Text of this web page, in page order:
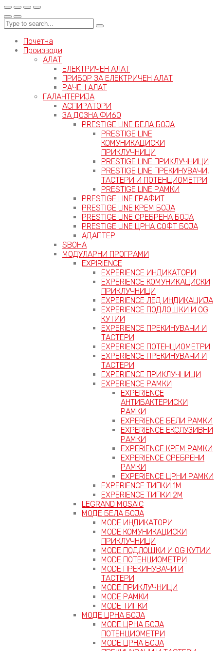
Почетна
Производи
АЛАТ
ЕЛЕКТРИЧЕН АЛАТ
ПРИБОР ЗА ЕЛЕКТРИЧЕН АЛАТ
РАЧЕН АЛАТ
ГАЛАНТЕРИЈА
АСПИРАТОРИ
ЗА ДОЗНА ФИ60
PRESTIGE LINE БЕЛА БОЈА
PRESTIGE LINE
КОМУНИКАЦИСКИ
ПРИКЛУЧНИЦИ
PRESTIGE LINE ПРИКЛУЧНИЦИ
PRESTIGE LINE ПРЕКИНУВАЧИ,
ТАСТЕРИ И ПОТЕНЦИОМЕТРИ
PRESTIGE LINE РАМКИ
PRESTIGE LINE ГРАФИТ
PRESTIGE LINE КРЕМ БОЈА
PRESTIGE LINE СРЕБРЕНА БОЈА
PRESTIGE LINE ЦРНА СОФТ БОЈА
АДАПТЕР
ЅВОНА
МОДУЛАРНИ ПРОГРАМИ
EXPIRIENCE
EXPERIENCE ИНДИКАТОРИ
EXPERIENCE КОМУНИКАЦИСКИ
ПРИКЛУЧНИЦИ
EXPERIENCE ЛЕД ИНДИКАЦИЈА
EXPERIENCE ПОДЛОШКИ И OG
КУТИИ
EXPERIENCE ПРЕКИНУВАЧИ И
ТАСТЕРИ
EXPERIENCE ПОТЕНЦИОМЕТРИ
EXPERIENCE ПРЕКИНУВАЧИ И
ТАСТЕРИ
EXPERIENCE ПРИКЛУЧНИЦИ
EXPERIENCE РАМКИ
EXPERIENCE
АНТИБАКТЕРИСКИ
РАМКИ
EXPERIENCE БЕЛИ РАМКИ
EXPERIENCE ЕКСЛУЗИВНИ
РАМКИ
EXPERIENCE КРЕМ РАМКИ
EXPERIENCE СРЕБРЕНИ
РАМКИ
EXPERIENCE ЦРНИ РАМКИ
EXPERIENCE ТИПКИ 1M
EXPERIENCE ТИПКИ 2М
LEGRAND MOSAIC
МОДЕ БЕЛА БОЈА
MODE ИНДИКАТОРИ
MODE КОМУНИКАЦИСКИ
ПРИКЛУЧНИЦИ
MODE ПОДЛОШКИ И OG КУТИИ
MODE ПОТЕНЦИОМЕТРИ
MODE ПРEКИНУВАЧИ И
ТАСТЕРИ
MODE ПРИКЛУЧНИЦИ
MODE РАМКИ
MODE ТИПКИ
МОДЕ ЦРНА БОЈА
MODE ЦРНА БОЈА
ПОТЕНЦИОМЕТРИ
MODE ЦРНА БОЈА